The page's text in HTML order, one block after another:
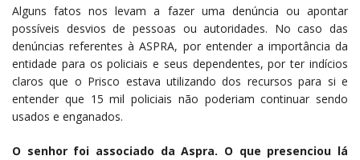
Alguns fatos nos levam a fazer uma denúncia ou apontar
possíveis desvios de pessoas ou autoridades. No caso das
denúncias referentes à ASPRA, por entender a importância da
entidade para os policiais e seus dependentes, por ter indícios
claros que o Prisco estava utilizando dos recursos para si e
entender que 15 mil policiais não poderiam continuar sendo
usados e enganados.
O senhor foi associado da Aspra. O que presenciou lá